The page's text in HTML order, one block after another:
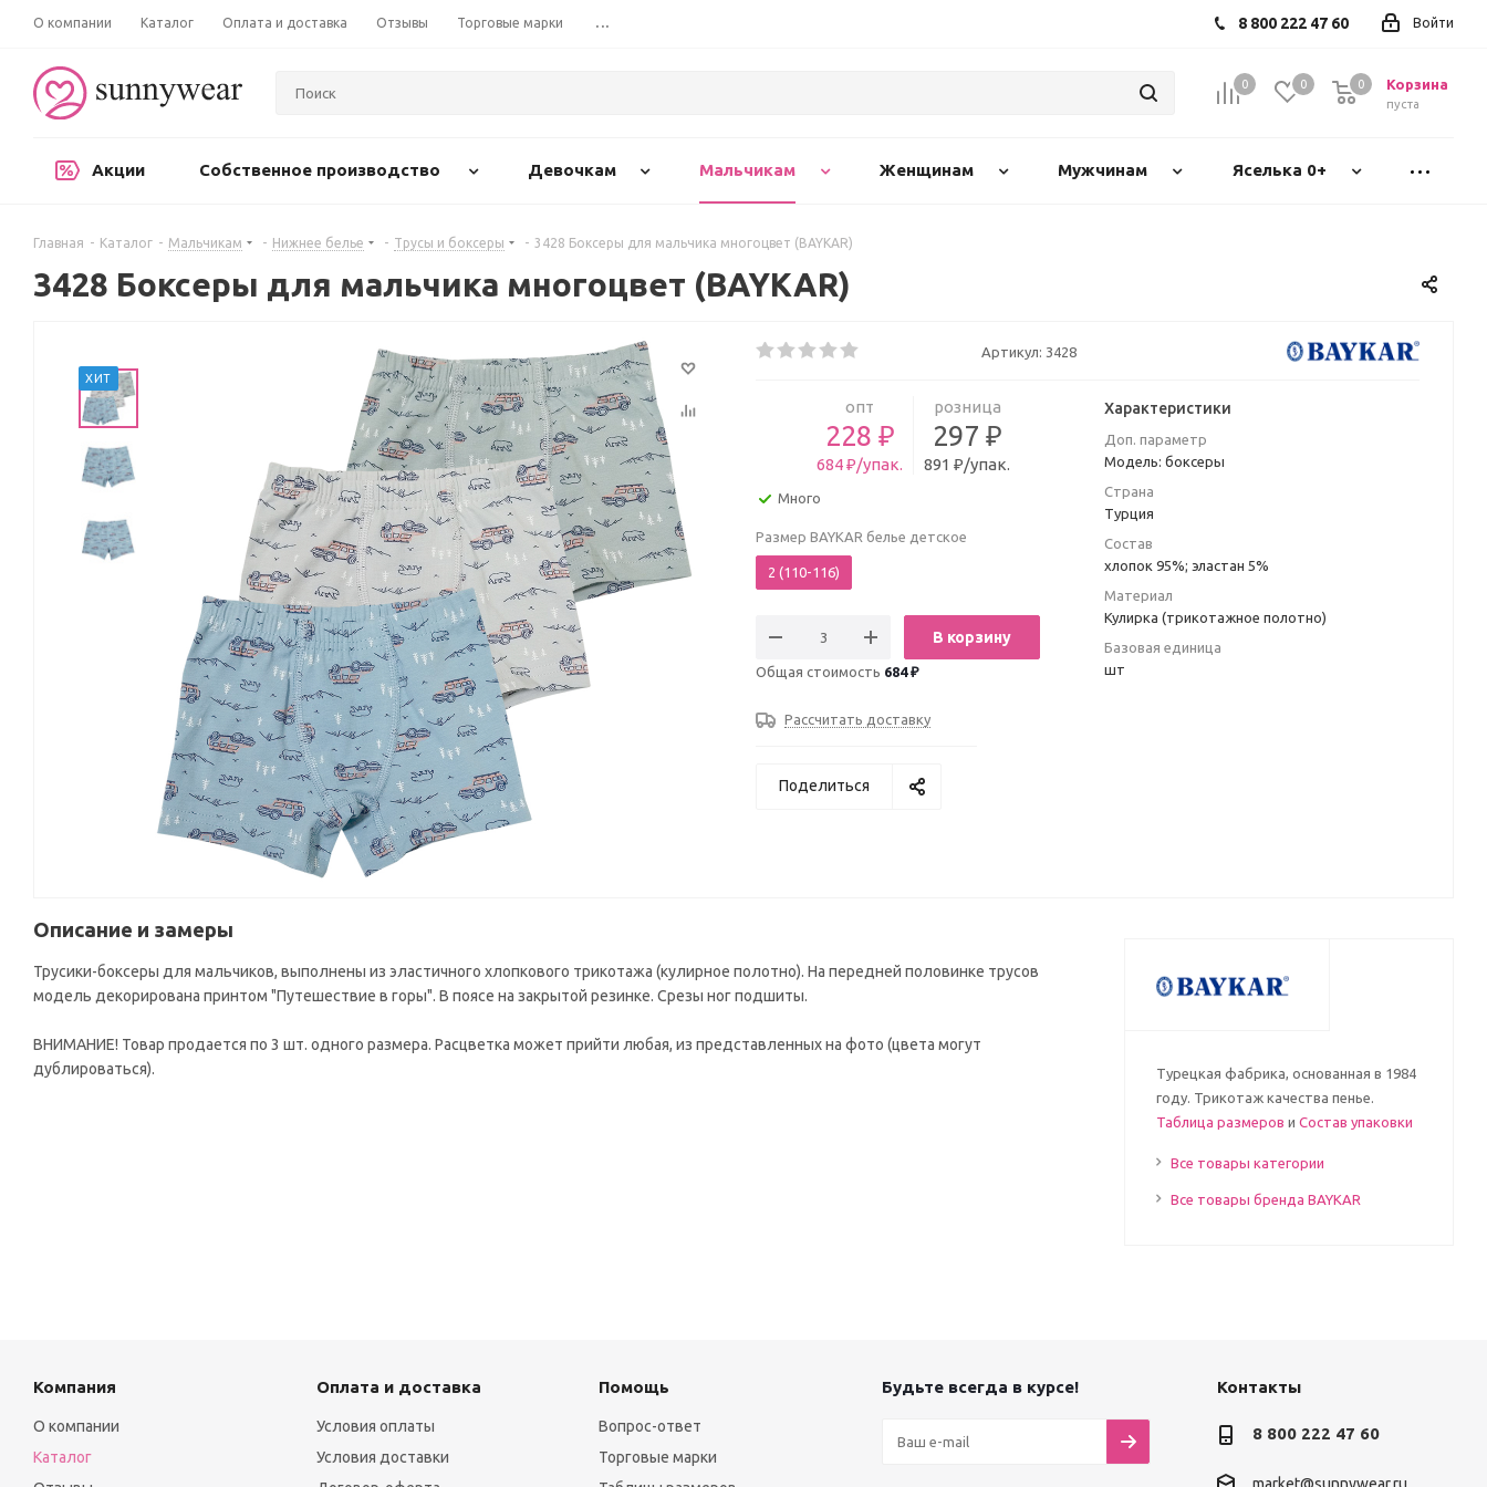
О компании Каталог Оплата и доставка Отзывы Торговые марки ... Войти
8 800 222 47 60
0 0 Корзина
пуста
0
Акции Собственное производство Девочкам Мальчикам Женщинам Мужчинам Яселька 0+
Главная - Каталог - Мальчикам - Нижнее белье - Трусы и боксеры - 3428 Боксеры для мальчика многоцвет (BAYKAR)
3428 Боксеры для мальчика многоцвет (BAYKAR)
ХИТ
Артикул: 3428
опт
228 ₽
684 ₽/упак.
розница
297 ₽
891 ₽/упак.
Много
Размер BAYKAR белье детское
2 (110-116)
В корзину
Общая стоимость 684 ₽
Рассчитать доставку
Характеристики
Доп. параметр
Модель: боксеры
Страна
Турция
Состав
хлопок 95%; эластан 5%
Материал
Кулирка (трикотажное полотно)
Базовая единица
шт
Поделиться
Описание и замеры
Трусики-боксеры для мальчиков, выполнены из эластичного хлопкового трикотажа (кулирное полотно). На передней половинке трусов
модель декорирована принтом "Путешествие в горы". В поясе на закрытой резинке. Срезы ног подшиты.
ВНИМАНИЕ! Товар продается по 3 шт. одного размера. Расцветка может прийти любая, из представленных на фото (цвета могут
дублироваться).
Турецкая фабрика, основанная в 1984
году. Трикотаж качества пенье.
Таблица размеров и Состав упаковки
Все товары категории
Все товары бренда BAYKAR
Компания
О компании
Каталог
Оплата и доставка
Условия оплаты
Условия доставки
Помощь
Вопрос-ответ
Торговые марки
Будьте всегда в курсе! Контакты
8 800 222 47 60